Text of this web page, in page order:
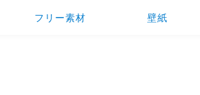
フリー素材 壁紙